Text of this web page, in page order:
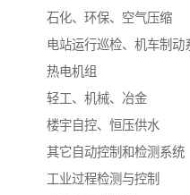
石化、环保、空气压缩
电站运行巡检、机车制动
热电机组
轻工、机械、冶金
楼宇自控、恒压供水
其它自动控制和检测系统
工业过程检测与控制